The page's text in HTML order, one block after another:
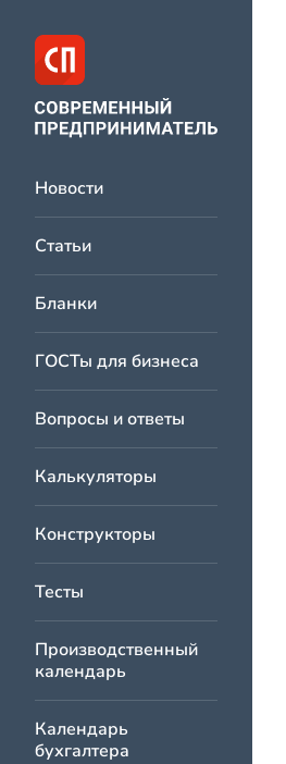
Новости
Статьи
Бланки
ГОСТы для бизнеса
Вопросы и ответы
Калькуляторы
Конструкторы
Тесты
Производственный
календарь
Календарь
бухгалтера